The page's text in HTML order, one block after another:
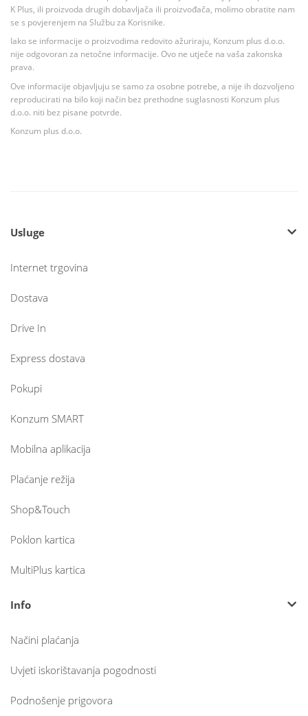
K Plus, ili proizvoda drugih dobavljača ili proizvođača, molimo obratite nam
se s povjerenjem na Službu za Korisnike.
Iako se informacije o proizvodima redovito ažuriraju, Konzum plus d.o.o.
nije odgovoran za netočne informacije. Ovo ne utječe na vaša zakonska
prava.
Ove informacije objavljuju se samo za osobne potrebe, a nije ih dozvoljeno
reproducirati na bilo koji način bez prethodne suglasnosti Konzum plus
d.o.o. niti bez pisane potvrde.
Konzum plus d.o.o.
Usluge
Internet trgovina
Dostava
Drive In
Express dostava
Pokupi
Konzum SMART
Mobilna aplikacija
Plaćanje režija
Shop&Touch
Poklon kartica
MultiPlus kartica
Info
Načini plaćanja
Uvjeti iskorištavanja pogodnosti
Podnošenje prigovora